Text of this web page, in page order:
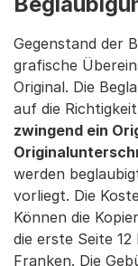
Gegenstand der
grafische
Original. Die
auf die
zwingend ein
werden
vorliegt. Die
Können die
die erste Seite
Franken. Die